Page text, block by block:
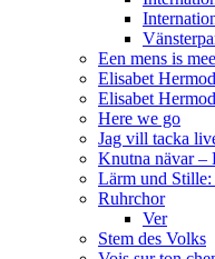
Een mens is
Elisabet
Elisabet
Here we go
Jag vill tacka
Knutna nävar –
Lärm und Stille:
Ruhrchor
Ver
Stem des Volks